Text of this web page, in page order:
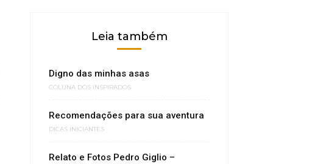
Leia também
Digno das minhas asas
COLUNA DOS INSPIRADOS
Recomendações para sua aventura
DICAS INICIANTES
Relato e Fotos Pedro Giglio –